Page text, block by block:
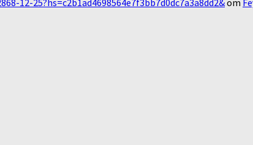
12-25?hs=c2b1ad4698564e7f3bb7d0dc7a3a8dd2&om